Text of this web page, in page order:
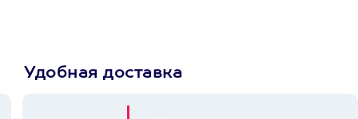
Удобная доставка